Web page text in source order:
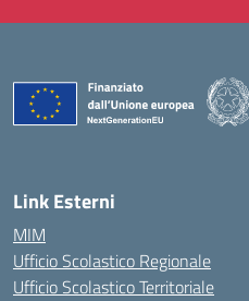
Link Esterni
MIM
Ufficio Scolastico Regionale
Ufficio Scolastico Territoriale